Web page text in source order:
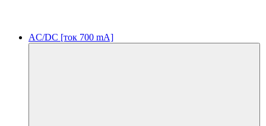
AC/DC [ток 700 mA]